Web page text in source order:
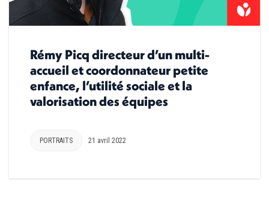
Rémy Picq directeur d’un multi-
accueil et coordonnateur petite
enfance, l’utilité sociale et la
valorisation des équipes
PORTRAITS 21 avril 2022